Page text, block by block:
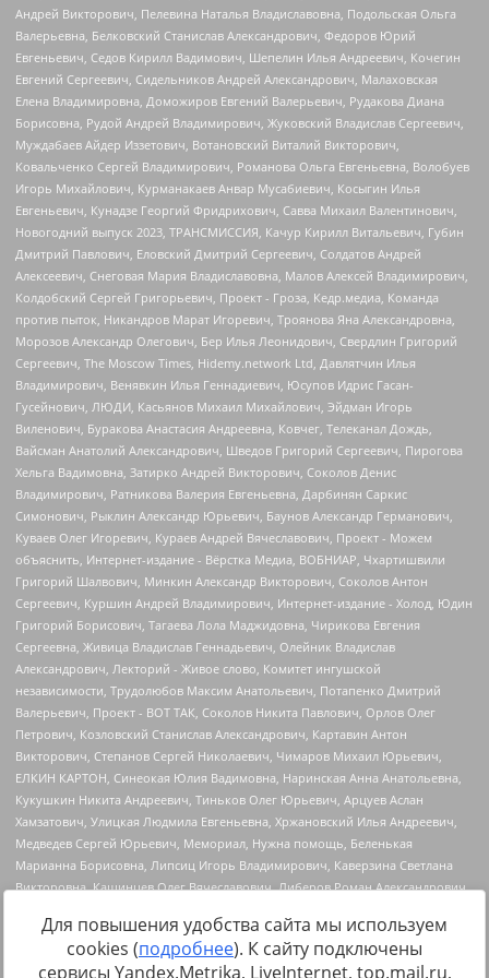
Для повышения удобства сайта мы используем
cookies (подробнее). К сайту подключены
сервисы Yandex.Metrika, LiveInternet, top.mail.ru,